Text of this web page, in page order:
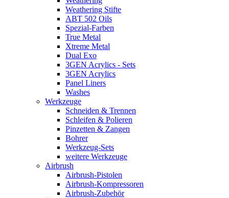
Weathering Stifte
ABT 502 Oils
Spezial-Farben
True Metal
Xtreme Metal
Dual Exo
3GEN Acrylics - Sets
3GEN Acrylics
Panel Liners
Washes
Werkzeuge
Schneiden & Trennen
Schleifen & Polieren
Pinzetten & Zangen
Bohrer
Werkzeug-Sets
weitere Werkzeuge
Airbrush
Airbrush-Pistolen
Airbrush-Kompressoren
Airbrush-Zubehör